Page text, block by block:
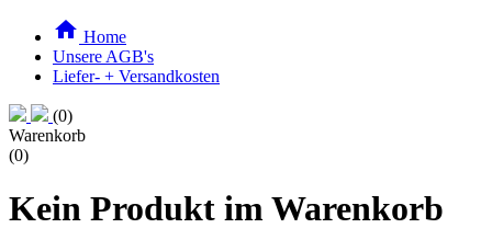
 Home
Unsere AGB's
Liefer- + Versandkosten
(0)
Warenkorb
(0)
Kein Produkt im Warenkorb